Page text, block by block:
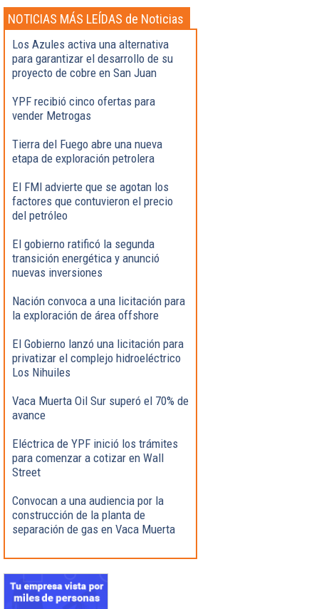
NOTICIAS MÁS LEÍDAS de Noticias
Destacadas
Los Azules activa una alternativa
para garantizar el desarrollo de su
proyecto de cobre en San Juan
YPF recibió cinco ofertas para
vender Metrogas
Tierra del Fuego abre una nueva
etapa de exploración petrolera
El FMI advierte que se agotan los
factores que contuvieron el precio
del petróleo
El gobierno ratificó la segunda
transición energética y anunció
nuevas inversiones
Nación convoca a una licitación para
la exploración de área offshore
El Gobierno lanzó una licitación para
privatizar el complejo hidroeléctrico
Los Nihuiles
Vaca Muerta Oil Sur superó el 70% de
avance
Eléctrica de YPF inició los trámites
para comenzar a cotizar en Wall
Street
Convocan a una audiencia por la
construcción de la planta de
separación de gas en Vaca Muerta